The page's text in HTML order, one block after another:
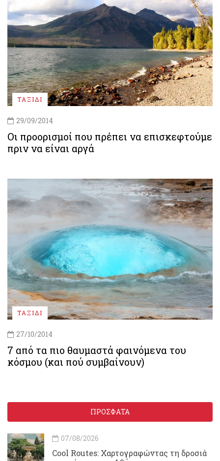
ΤΑΞΙΔΙ
29/09/2014
Οι προορισμοί που πρέπει να επισκεφτούμε
πριν να είναι αργά
ΤΑΞΙΔΙ
27/10/2014
7 από τα πιο θαυμαστά φαινόμενα του
κόσμου (και πού συμβαίνουν)
ΠΡΟΣΦΑΤΑ
07/08/2026
Cool Routes: Χαρτογραφώντας τη δροσιά